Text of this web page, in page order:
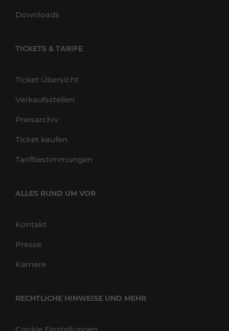
Downloads
TICKETS & TARIFE
Ticket Übersicht
Verkaufsstellen
Preisarchiv
Ticket kaufen
Tarifbestimmungen
ALLES RUND UM VOR
Kontakt
Presse
Karriere
RECHTLICHE HINWEISE UND MEHR